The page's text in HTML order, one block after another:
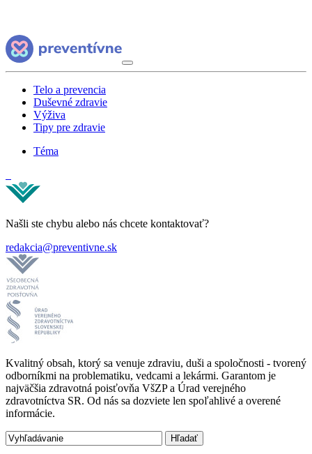
Telo a prevencia
Duševné zdravie
Výživa
Tipy pre zdravie
Téma
Našli ste chybu alebo nás chcete kontaktovať?
redakcia@preventivne.sk
Kvalitný obsah, ktorý sa venuje zdraviu, duši a spoločnosti - tvorený
odborníkmi na problematiku, vedcami a lekármi. Garantom je
najväčšia zdravotná poisťovňa VšZP a Úrad verejného
zdravotníctva SR. Od nás sa dozviete len spoľahlivé a overené
informácie.